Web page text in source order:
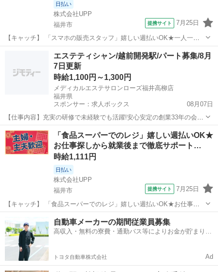
日払い
株式会社UPP
福井市
提携サイト 7月25日
【キャッチ】 「スマホの販売スタッフ」嬉しい週払いOK★一人一人
丁寧にサポートします♪様々な年代のスタッフさんが活躍中！好環境で
お仕事したい方にもおススメ◎ 【コメント】 未経験さん・ブランクさ
ん多数活躍中◎ 豊富なお仕事...
エステティシャン/越前開発駅/パート募集/8月
7日更新
時給1,100円～1,300円
メディカルエステサロンローズ福井高柳店
福井県
スポンサー：求人ボックス
08月07日
【仕事内容】充実の研修で未経験でも活躍!安心安定の創業33年の会社
でキャリアップしましょう! <募集職種> エステティシャン <仕事内容>
施術を中心としたサロン内業務全般、ネット予約管理 ドクターの指導
のもと習得できる結果にこだ...
アルバイト・パート
「食品スーパーでのレジ」嬉しい週払いOK★
お仕事探しから就業後まで徹底サポート…
時給1,111円
日払い
株式会社UPP
福井市
提携サイト 7月25日
【キャッチ】 「食品スーパーでのレジ」嬉しい週払いOK★お仕事探
しから就業後まで徹底サポート！20代/30代/40代中心に活躍中◎充実
の福利厚生が自慢です★ 【コメント】 幅広い世代のスタッフさんが活
躍中◎ #未経験から...
その他
自動車メーカーの期間従業員募集
高収入・無料の寮費・通勤バス等によりお金が貯まりや
トヨタ自動車株式会社 Ad